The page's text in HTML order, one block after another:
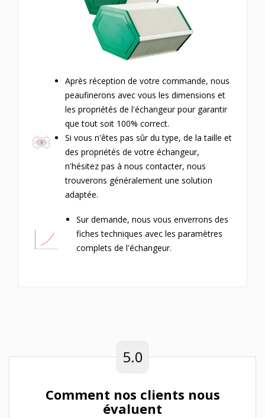
Après réception de votre commande, nous
peaufinerons avec vous les dimensions et
les propriétés de l'échangeur pour garantir
que tout soit 100% correct.
Si vous n'êtes pas sûr du type, de la taille et
des propriétés de votre échangeur,
n'hésitez pas à nous contacter, nous
trouverons généralement une solution
adaptée.
Sur demande, nous vous enverrons des
fiches techniques avec les paramètres
complets de l'échangeur.
5.0
Comment nos clients nous
évaluent